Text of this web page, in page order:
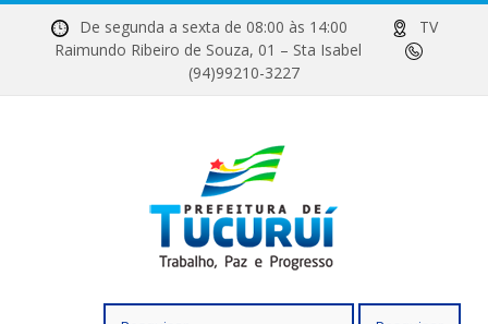
De segunda a sexta de 08:00 às 14:00
TV
Raimundo Ribeiro de Souza, 01 – Sta Isabel
(94)99210-3227